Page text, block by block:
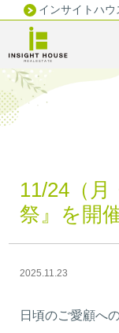
インサイトハウ
11/24（
祭』を開
2025.11.23
日頃のご愛顧へ